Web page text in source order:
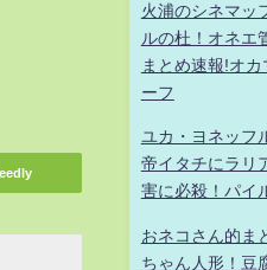
火浦のシネマッ
ルの杜！オネエ
まとめ速報!オ
ーフ
ユカ・ヨネッフ
帝イタチにラリ
害に必殺！パイ
おネコさん的
ちゃん人形！豆